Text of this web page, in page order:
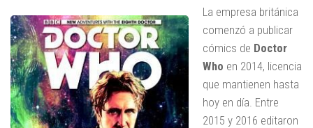
La empresa británica
comenzó a publicar
cómics de Doctor
Who en 2014, licencia
que mantienen hasta
hoy en día. Entre
2015 y 2016 editaron